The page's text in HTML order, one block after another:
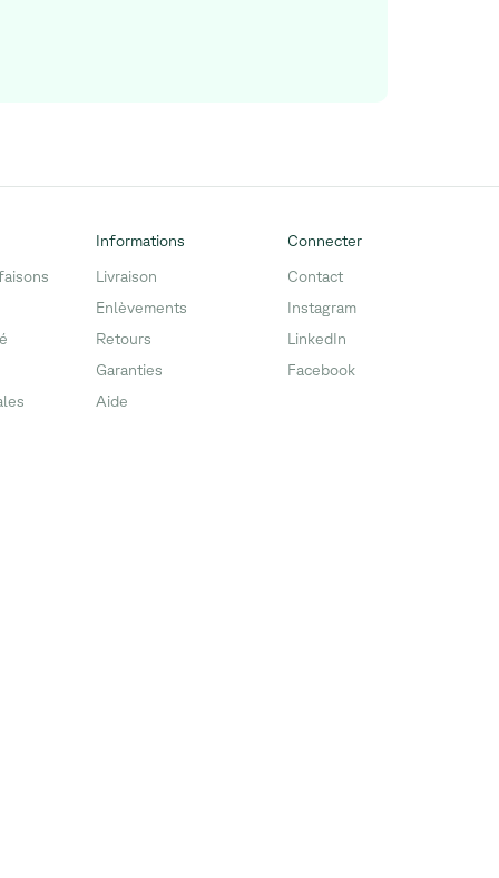
Informations
Livraison
Enlèvements
Retours
Garanties
Aide
Connecter
Contact
Instagram
LinkedIn
Facebook